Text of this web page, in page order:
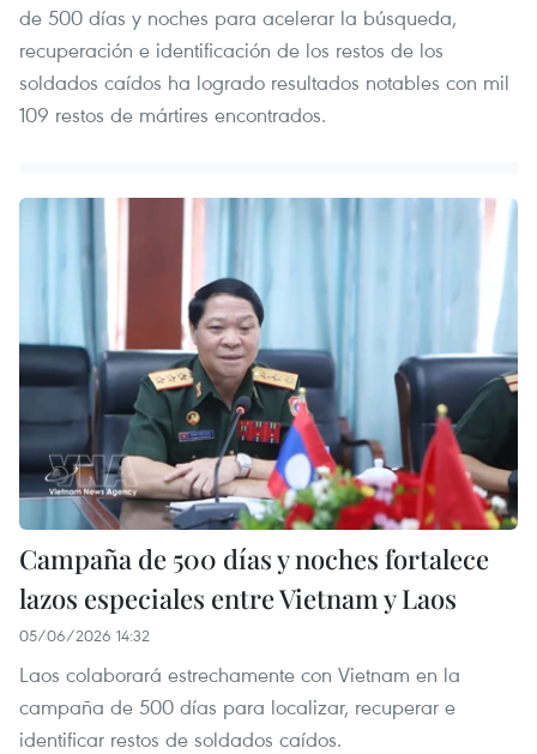
de 500 días y noches para acelerar la búsqueda,
recuperación e identificación de los restos de los
soldados caídos ha logrado resultados notables con mil
109 restos de mártires encontrados.
Campaña de 500 días y noches fortalece
lazos especiales entre Vietnam y Laos
05/06/2026 14:32
Laos colaborará estrechamente con Vietnam en la
campaña de 500 días para localizar, recuperar e
identificar restos de soldados caídos.